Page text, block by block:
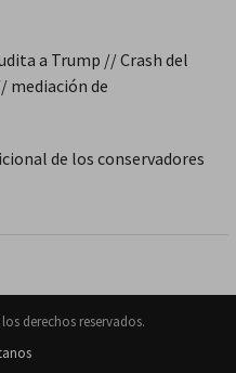
a Trump // Crash del
mediación de
de los conservadores
derechos reservados.